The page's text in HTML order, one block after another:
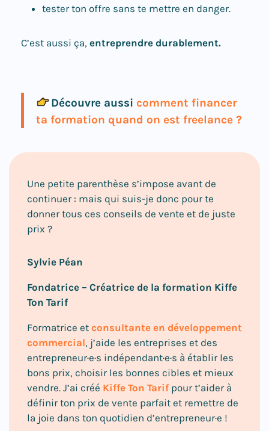
tester ton offre sans te mettre en danger.
C’est aussi ça, entreprendre durablement.
Découvre aussi comment financer
ta formation quand on est freelance ?
Une petite parenthèse s’impose avant de
continuer : mais qui suis-je donc pour te
donner tous ces conseils de vente et de juste
prix ?
Sylvie Péan
Fondatrice – Créatrice de la formation Kiffe
Ton Tarif
Formatrice et consultante en développement
commercial, j’aide les entreprises et des
entrepreneur·e·s indépendant·e·s à établir les
bons prix, choisir les bonnes cibles et mieux
vendre. J’ai créé Kiffe Ton Tarifpour t’aider à
définir ton prix de vente parfait et remettre de
la joie dans ton quotidien d’entrepreneur·e !